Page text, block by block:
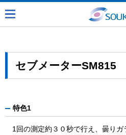
セブメーターSM815
特色1
1回の測定約３０秒で行え、曇りガ